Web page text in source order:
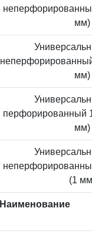
мм)
мм)
перфорированный
мм)
(1
Наименование